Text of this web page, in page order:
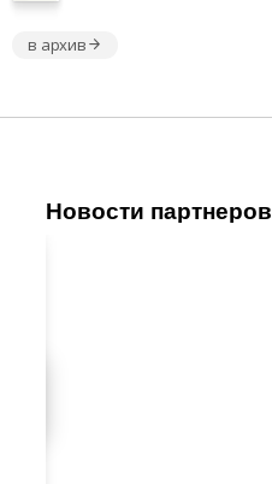
в архив
Новости партнеров